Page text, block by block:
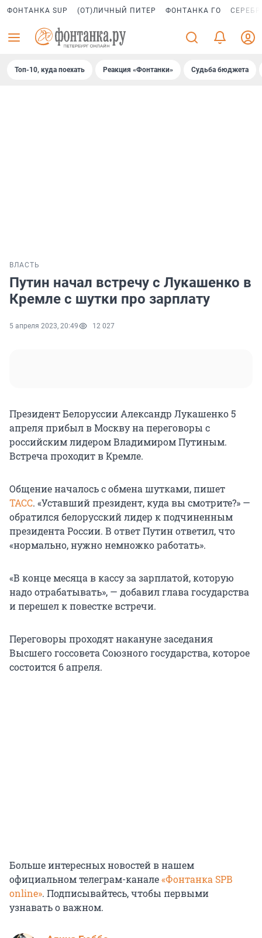
ФОНТАНКА SUP (ОТ)ЛИЧНЫЙ ПИТЕР ФОНТАНКА ГО
Топ-10, куда поехать Реакция «Фонтанки» Судьба бюджета
ВЛАСТЬ
Путин начал встречу с Лукашенко в
Кремле с шутки про зарплату
5 апреля 2023, 20:49 12 027
Президент Белоруссии Александр Лукашенко 5
апреля прибыл в Москву на переговоры с
российским лидером Владимиром Путиным.
Встреча проходит в Кремле.
Общение началось с обмена шутками, пишет
ТАСС. «Уставший президент, куда вы смотрите?» —
обратился белорусский лидер к подчиненным
президента России. В ответ Путин ответил, что
«нормально, нужно немножко работать».
«В конце месяца в кассу за зарплатой, которую
надо отрабатывать», — добавил глава государства
и перешел к повестке встречи.
Переговоры проходят накануне заседания
Высшего госсовета Союзного государства, которое
состоится 6 апреля.
Больше интересных новостей в нашем
официальном телеграм-канале«Фонтанка SPB
online». Подписывайтесь, чтобы первыми
узнавать о важном.